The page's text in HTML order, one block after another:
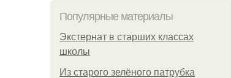
Популярные материалы
Экстернат в старших классах
школы
Из старого зелёного патрубка